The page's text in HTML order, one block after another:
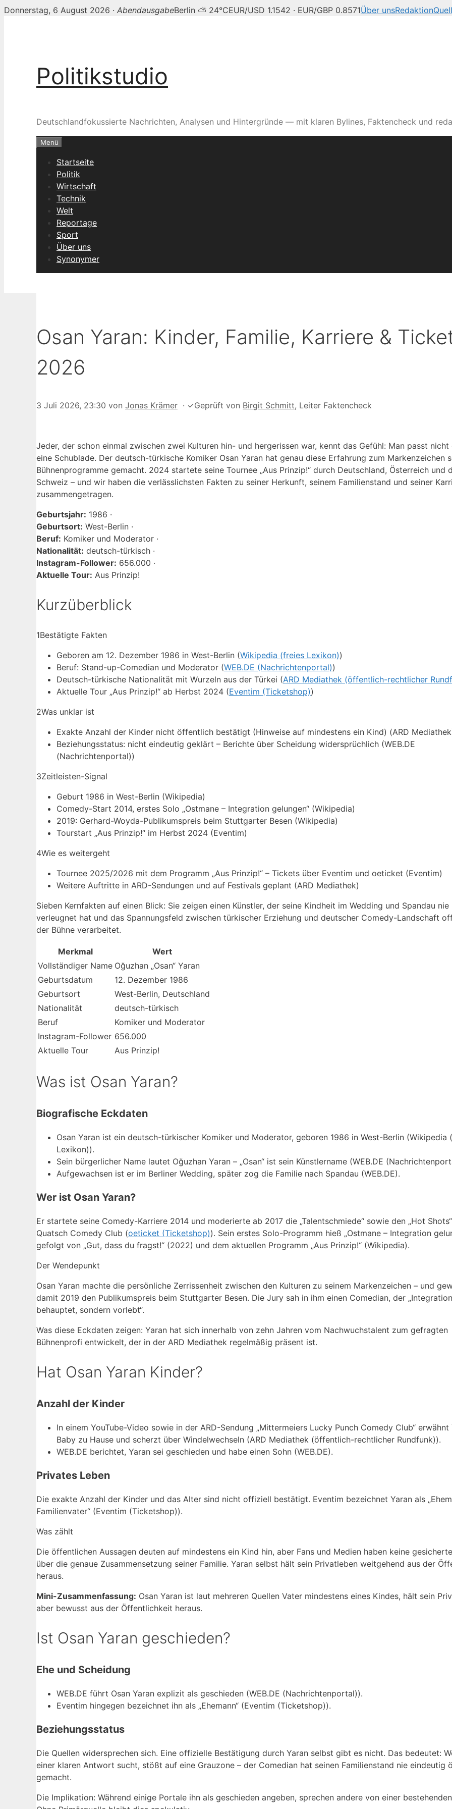
Donnerstag, 6 August 2026 · AbendausgabeBerlin ⛅ 24°CEUR/USD 1.1542 · EUR/GBP 0.8571Über unsRedaktion
Politikstudio
Deutschlandfokussierte Nachrichten, Analysen und Hintergründe — mit klaren Bylines, Faktencheck und
Menü
Startseite
Politik
Wirtschaft
Technik
Welt
Reportage
Sport
Über uns
Synonymer
Osan Yaran: Kinder, Familie, Karriere &
2026
3 Juli 2026, 23:30 von Jonas Krämer · ✓Geprüft von Birgit Schmitt, Leiter Faktencheck
Jeder, der schon einmal zwischen zwei Kulturen hin- und hergerissen war, kennt das Gefühl: Man passt nicht
eine Schublade. Der deutsch-türkische Komiker Osan Yaran hat genau diese Erfahrung zum Markenzeichen
Bühnenprogramme gemacht. 2024 startete seine Tournee „Aus Prinzip!“ durch Deutschland, Österreich und
Schweiz – und wir haben die verlässlichsten Fakten zu seiner Herkunft, seinem Familienstand und seiner
zusammengetragen.
Geburtsjahr: 1986 ·
Geburtsort: West-Berlin ·
Beruf: Komiker und Moderator ·
Nationalität: deutsch-türkisch ·
Instagram-Follower: 656.000 ·
Aktuelle Tour: Aus Prinzip!
Kurzüberblick
1Bestätigte Fakten
Geboren am 12. Dezember 1986 in West-Berlin (Wikipedia (freies Lexikon))
Beruf: Stand-up-Comedian und Moderator (WEB.DE (Nachrichtenportal))
Deutsch-türkische Nationalität mit Wurzeln aus der Türkei (ARD Mediathek (öffentlich-rechtlicher
Aktuelle Tour „Aus Prinzip!“ ab Herbst 2024 (Eventim (Ticketshop))
2Was unklar ist
Exakte Anzahl der Kinder nicht öffentlich bestätigt (Hinweise auf mindestens ein Kind) (ARD
Beziehungsstatus: nicht eindeutig geklärt – Berichte über Scheidung widersprüchlich (WEB.DE
(Nachrichtenportal))
3Zeitleisten-Signal
Geburt 1986 in West-Berlin (Wikipedia)
Comedy-Start 2014, erstes Solo „Ostmane – Integration gelungen“ (Wikipedia)
2019: Gerhard-Woyda-Publikumspreis beim Stuttgarter Besen (Wikipedia)
Tourstart „Aus Prinzip!“ im Herbst 2024 (Eventim)
4Wie es weitergeht
Tournee 2025/2026 mit dem Programm „Aus Prinzip!“ – Tickets über Eventim und oeticket (Eventim)
Weitere Auftritte in ARD-Sendungen und auf Festivals geplant (ARD Mediathek)
Sieben Kernfakten auf einen Blick: Sie zeigen einen Künstler, der seine Kindheit im Wedding und Spandau nie
verleugnet hat und das Spannungsfeld zwischen türkischer Erziehung und deutscher Comedy-Landschaft
der Bühne verarbeitet.
Merkmal
Wert
Vollständiger Name Oğuzhan „Osan“ Yaran
Geburtsdatum
12. Dezember 1986
Geburtsort
West-Berlin, Deutschland
Nationalität
deutsch-türkisch
Beruf
Komiker und Moderator
Instagram-Follower 656.000
Aktuelle Tour
Aus Prinzip!
Was ist Osan Yaran?
Biografische Eckdaten
Osan Yaran ist ein deutsch-türkischer Komiker und Moderator, geboren 1986 in West-Berlin (Wikipedia
Lexikon)).
Sein bürgerlicher Name lautet Oğuzhan Yaran – „Osan“ ist sein Künstlername (WEB.DE
Aufgewachsen ist er im Berliner Wedding, später zog die Familie nach Spandau (WEB.DE).
Wer ist Osan Yaran?
Er startete seine Comedy-Karriere 2014 und moderierte ab 2017 die „Talentschmiede“ sowie den „Hot
Quatsch Comedy Club (oeticket (Ticketshop)). Sein erstes Solo-Programm hieß „Ostmane – Integration
gefolgt von „Gut, dass du fragst!“ (2022) und dem aktuellen Programm „Aus Prinzip!“ (Wikipedia).
Der Wendepunkt
Osan Yaran machte die persönliche Zerrissenheit zwischen den Kulturen zu seinem Markenzeichen – und
damit 2019 den Publikumspreis beim Stuttgarter Besen. Die Jury sah in ihm einen Comedian, der
behauptet, sondern vorlebt“.
Was diese Eckdaten zeigen: Yaran hat sich innerhalb von zehn Jahren vom Nachwuchstalent zum gefragten
Bühnenprofi entwickelt, der in der ARD Mediathek regelmäßig präsent ist.
Hat Osan Yaran Kinder?
Anzahl der Kinder
In einem YouTube-Video sowie in der ARD-Sendung „Mittermeiers Lucky Punch Comedy Club“ erwähnt
Baby zu Hause und scherzt über Windelwechseln (ARD Mediathek (öffentlich-rechtlicher Rundfunk)).
WEB.DE berichtet, Yaran sei geschieden und habe einen Sohn (WEB.DE).
Privates Leben
Die exakte Anzahl der Kinder und das Alter sind nicht offiziell bestätigt. Eventim bezeichnet Yaran als
Familienvater“ (Eventim (Ticketshop)).
Was zählt
Die öffentlichen Aussagen deuten auf mindestens ein Kind hin, aber Fans und Medien haben keine
über die genaue Zusammensetzung seiner Familie. Yaran selbst hält sein Privatleben weitgehend aus der
heraus.
Mini-Zusammenfassung: Osan Yaran ist laut mehreren Quellen Vater mindestens eines Kindes, hält sein
aber bewusst aus der Öffentlichkeit heraus.
Ist Osan Yaran geschieden?
Ehe und Scheidung
WEB.DE führt Osan Yaran explizit als geschieden (WEB.DE (Nachrichtenportal)).
Eventim hingegen bezeichnet ihn als „Ehemann“ (Eventim (Ticketshop)).
Beziehungsstatus
Die Quellen widersprechen sich. Eine offizielle Bestätigung durch Yaran selbst gibt es nicht. Das bedeutet:
einer klaren Antwort sucht, stößt auf eine Grauzone – der Comedian hat seinen Familienstand nie eindeutig
gemacht.
Die Implikation: Während einige Portale ihn als geschieden angeben, sprechen andere von einer